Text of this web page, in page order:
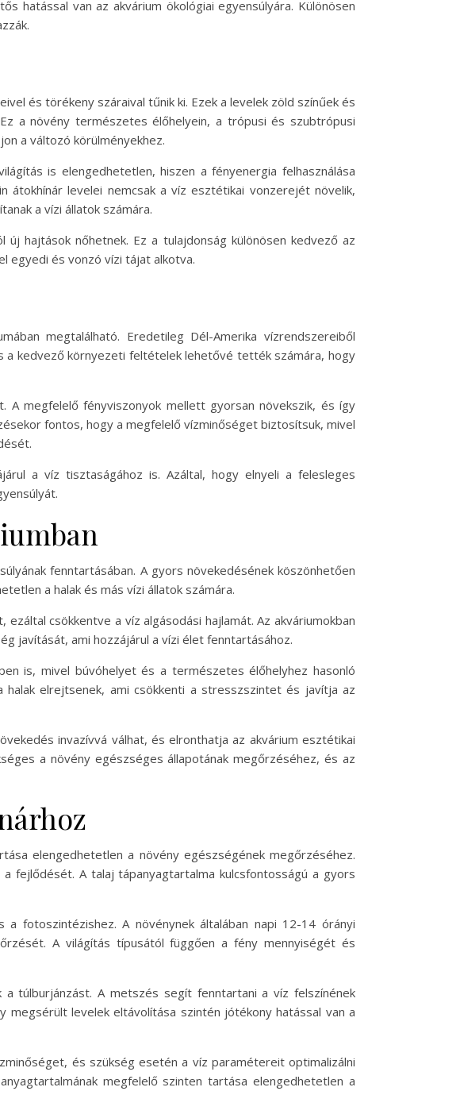
hatással van az akvárium ökológiai egyensúlyára. Különösen
és törékeny száraival tűnik ki. Ezek a levelek zöld színűek és
a növény természetes élőhelyein, a trópusi és szubtrópusi
a változó körülményekhez.
is elengedhetetlen, hiszen a fényenergia felhasználása
levelei nemcsak a víz esztétikai vonzerejét növelik,
a vízi állatok számára.
hajtások nőhetnek. Ez a tulajdonság különösen kedvező az
egyedi és vonzó vízi tájat alkotva.
megtalálható. Eredetileg Dél-Amerika vízrendszereiből
a kedvező környezeti feltételek lehetővé tették számára, hogy
megfelelő fényviszonyok mellett gyorsan növekszik, és így
fontos, hogy a megfelelő vízminőséget biztosítsuk, mivel
a víz tisztaságához is. Azáltal, hogy elnyeli a felesleges
fenntartásában. A gyors növekedésének köszönhetően
a halak és más vízi állatok számára.
csökkentve a víz algásodási hajlamát. Az akváriumokban
javítását, ami hozzájárul a vízi élet fenntartásához.
is, mivel búvóhelyet és a természetes élőhelyhez hasonló
elrejtsenek, ami csökkenti a stresszszintet és javítja az
invazívvá válhat, és elronthatja az akvárium esztétikai
a növény egészséges állapotának megőrzéséhez, és az
elengedhetetlen a növény egészségének megőrzéséhez.
fejlődését. A talaj tápanyagtartalma kulcsfontosságú a gyors
fotoszintézishez. A növénynek általában napi 12-14 órányi
A világítás típusától függően a fény mennyiségét és
túlburjánzást. A metszés segít fenntartani a víz felszínének
levelek eltávolítása szintén jótékony hatással van a
és szükség esetén a víz paramétereit optimalizálni
megfelelő szinten tartása elengedhetetlen a